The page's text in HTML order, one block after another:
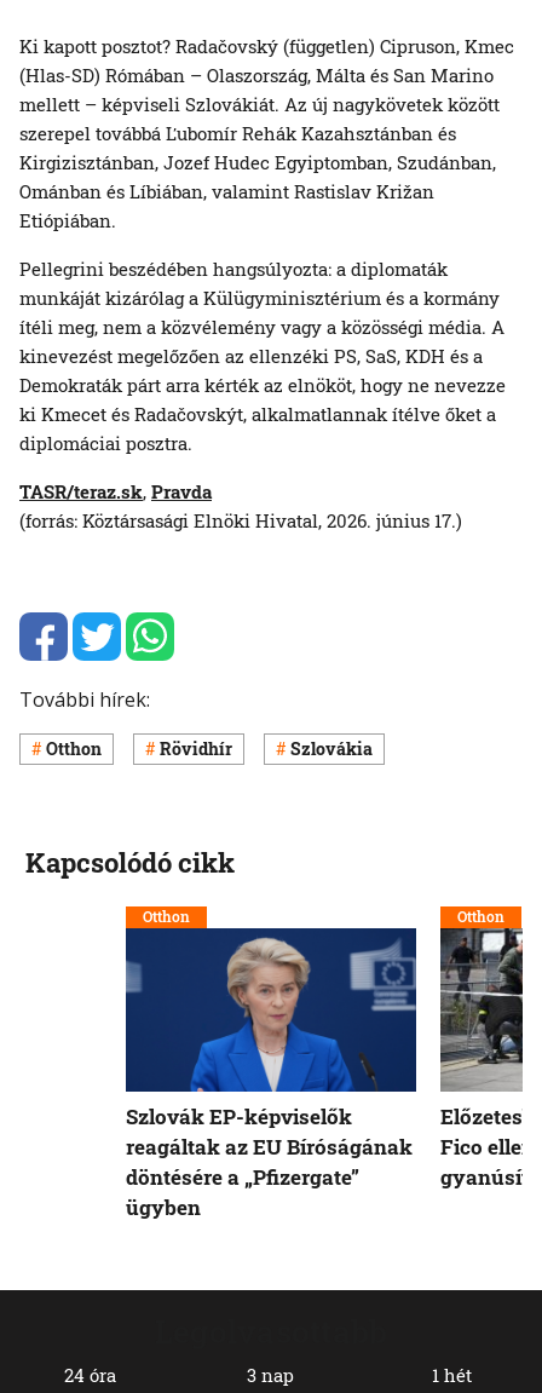
Ki kapott posztot? Radačovský (független) Cipruson, Kmec
(Hlas-SD) Rómában – Olaszország, Málta és San Marino
mellett – képviseli Szlovákiát. Az új nagykövetek között
szerepel továbbá Ľubomír Rehák Kazahsztánban és
Kirgizisztánban, Jozef Hudec Egyiptomban, Szudánban,
Ománban és Líbiában, valamint Rastislav Križan
Etiópiában.
Pellegrini beszédében hangsúlyozta: a diplomaták
munkáját kizárólag a Külügyminisztérium és a kormány
ítéli meg, nem a közvélemény vagy a közösségi média. A
kinevezést megelőzően az ellenzéki PS, SaS, KDH és a
Demokraták párt arra kérték az elnököt, hogy ne nevezze
ki Kmecet és Radačovskýt, alkalmatlannak ítélve őket a
diplomáciai posztra.
TASR/teraz.sk, Pravda
(forrás: Köztársasági Elnöki Hivatal, 2026. június 17.)
További hírek:
Otthon Rövidhír Szlovákia
24 óra 3 nap 1 hét
Kapcsolódó cikk
Otthon
Szlovák EP-képviselők
reagáltak az EU Bíróságának
döntésére a „Pfizergate”
ügyben
Otthon
Fico